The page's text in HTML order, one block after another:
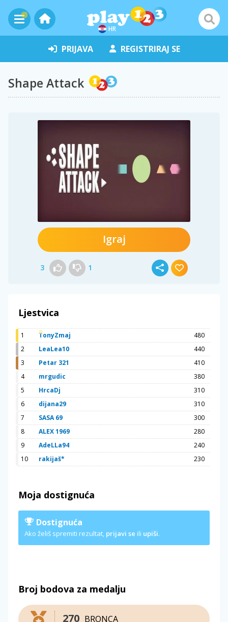
HR
PRIJAVA REGISTRIRAJ SE
Shape Attack
Igraj
3 1
Ljestvica
1 TonyZmaj
480
2
LeaLea10
440
3
Petar 321
410
4
mrgudic
380
5
HrcaDj
310
6
dijana29
310
7
SASA 69
300
8
ALEX 1969
280
9
AdeLLa94
240
10
rakijaš* 230
Moja dostignuća
Dostignuća
Ako želiš spremiti rezultat, prijavi se ili upiši.
Broj bodova za medalju
BRONCA
270